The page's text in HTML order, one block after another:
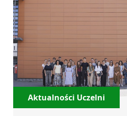
Aktualności Uczelni